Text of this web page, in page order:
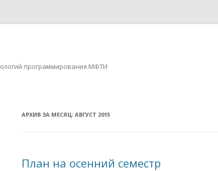
программирования МФТИ
АРХИВ ЗА МЕСЯЦ:АВГУСТ 2015
План на осенний семестр